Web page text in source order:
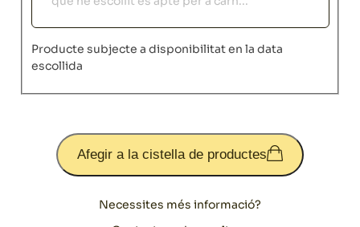
Producte subjecte a disponibilitat en la data
escollida
Afegir a la cistella de productes
Necessites més informació?